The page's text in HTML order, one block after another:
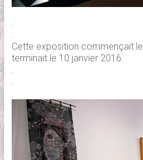
.
.
Cette exposition commençait
terminait le 10 janvier 2016.
.
.
.